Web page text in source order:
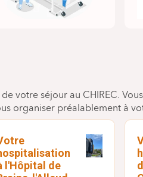
votre séjour au CHIREC.
organiser préalablement à
l'Hôpital de